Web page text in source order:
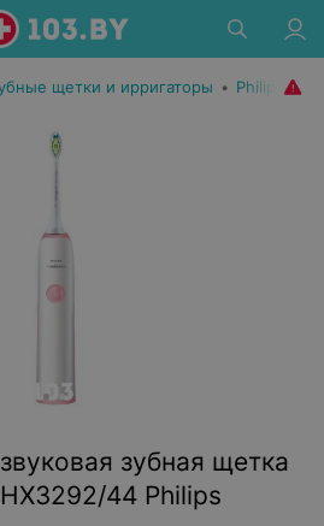
щетки и ирригаторы • Philips
зубная щетка
44 Philips